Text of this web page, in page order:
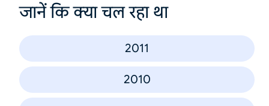
जानें कि क्या चल रहा था
2011
2010